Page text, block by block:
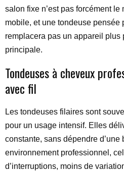
salon fixe n’est pas forcément
mobile, et une tondeuse pensée
remplacera pas un appareil plus
principale.
Tondeuses à cheveux
avec fil
Les tondeuses filaires sont
pour un usage intensif. Elles
constante, sans dépendre d’une
environnement professionnel,
d’interruptions, moins de